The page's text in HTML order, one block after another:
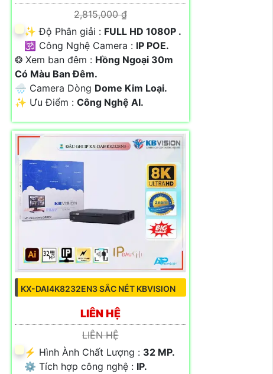
2,815,000 ₫
✨ Độ Phân giải : FULL HD 1080P .
🕉️ Công Nghệ Camera : IP POE.
❂ Xem ban đêm : Hồng Ngoại 30m
Có Màu Ban Đêm.
🌧️ Camera Dòng Dome Kim Loại.
️✨ Ưu Điểm : Công Nghệ AI.
KX-DAI4K8232EN3 SẮC NÉT KBVISION
LIÊN HỆ
LIÊN HỆ
️⚡ Hình Ành Chất Lượng : 32 MP.
⚙ Tích hợp công nghệ : IP.